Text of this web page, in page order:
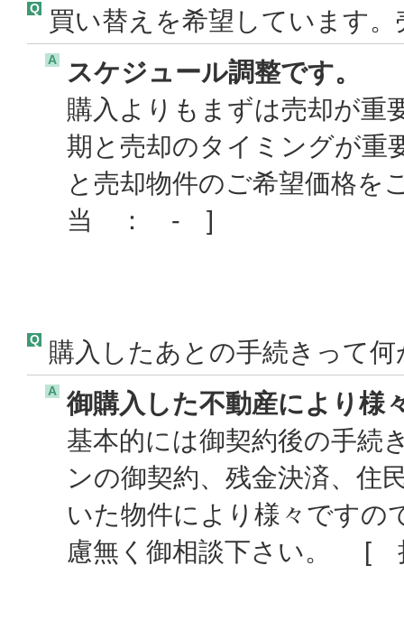
Q 買い替えを希望しています
A
スケジュール調整です。
購入よりもまずは売却が重
期と売却のタイミングが重
と売却物件のご希望価格
当 ： - ]
Q 購入したあとの手続きって
A
御購入した不動産により様
基本的には御契約後の手続
ンの御契約、残金決済、住
いた物件により様々ですの
慮無く御相談下さい